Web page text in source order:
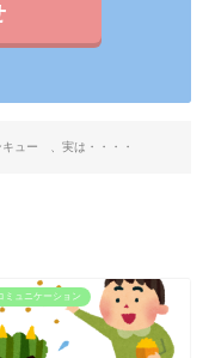
キュー 、実は・・・・
ミュニケーション